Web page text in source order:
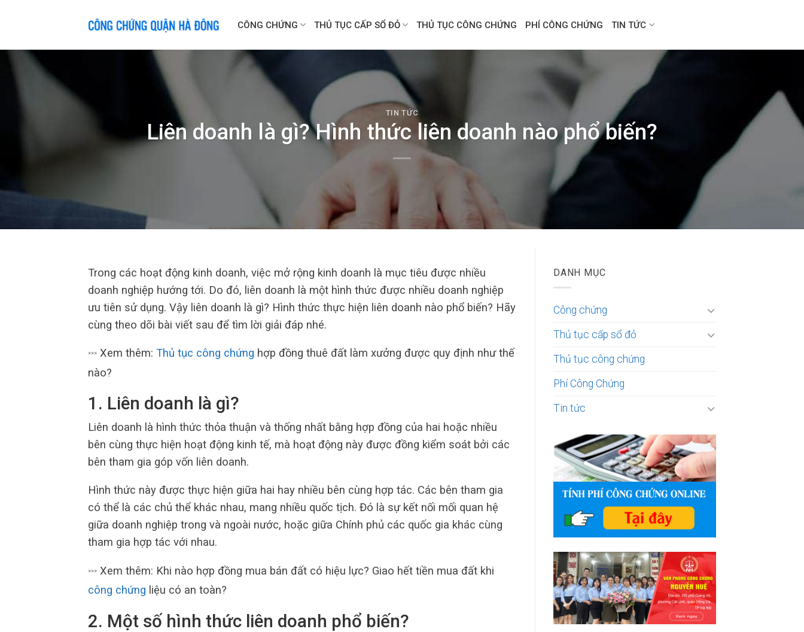
CÔNG CHỨNG THỦ TỤC CẤP SỔ ĐỎ THỦ TỤC CÔNG CHỨNG PHÍ CÔNG CHỨNG TIN TỨC
TIN TỨC
Liên doanh là gì? Hình thức liên doanh nào phổ biến?
Trong các hoạt động kinh doanh, việc mở rộng kinh doanh là mục tiêu được nhiều
doanh nghiệp hướng tới. Do đó, liên doanh là một hình thức được nhiều doanh nghiệp
ưu tiên sử dụng. Vậy liên doanh là gì? Hình thức thực hiện liên doanh nào phổ biến? Hãy
cùng theo dõi bài viết sau để tìm lời giải đáp nhé.
>>> Xem thêm: Thủ tục công chứng hợp đồng thuê đất làm xưởng được quy định như thế
nào?
1. Liên doanh là gì?
Liên doanh là hình thức thỏa thuận và thống nhất bằng hợp đồng của hai hoặc nhiều
bên cùng thực hiện hoạt động kinh tế, mà hoạt động này được đồng kiểm soát bởi các
bên tham gia góp vốn liên doanh.
Hình thức này được thực hiện giữa hai hay nhiều bên cùng hợp tác. Các bên tham gia
có thể là các chủ thể khác nhau, mang nhiều quốc tịch. Đó là sự kết nối mối quan hệ
giữa doanh nghiệp trong và ngoài nước, hoặc giữa Chính phủ các quốc gia khác cùng
tham gia hợp tác với nhau.
>>> Xem thêm: Khi nào hợp đồng mua bán đất có hiệu lực? Giao hết tiền mua đất khi
công chứng liệu có an toàn?
2. Một số hình thức liên doanh phổ biến?
DANH MỤC
Công chứng
Thủ tục cấp sổ đỏ
Thủ tục công chứng
Phí Công Chứng
Tin tức